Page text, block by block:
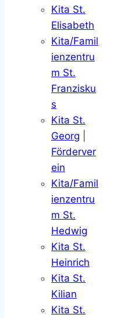
Kita St.
Elisabeth
Kita/Famil
ienzentru
m St.
Franzisku
s
Kita St.
Georg
Förderver
ein
Kita/Famil
ienzentru
m St.
Hedwig
Kita St.
Heinrich
Kita St.
Kilian
Kita St.